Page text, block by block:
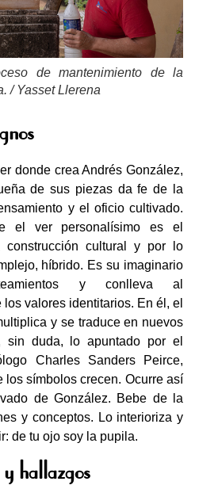
de mantenimiento de la
/ Yasset Llerena
donde crea Andrés González,
de sus piezas da fe de la
y el oficio cultivado.
el ver personalísimo es el
construcción cultural y por lo
híbrido. Es su imaginario
y conlleva al
valores identitarios. En él, el
y se traduce en nuevos
sin duda, lo apuntado por el
Charles Sanders Peirce,
los símbolos crecen. Ocurre así
de González. Bebe de la
y conceptos. Lo interioriza y
de tu ojo soy la pupila.
hallazgos